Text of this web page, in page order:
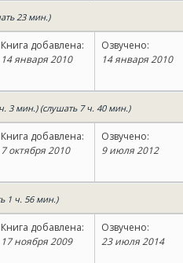
23 мин.)
Книга добавлена:
14 января 2010
Озвучено:
14 января 2010
3 мин.) (слушать 7 ч. 40 мин.)
Книга добавлена:
7 октября 2010
Озвучено:
9 июля 2012
1 ч. 56 мин.)
Книга добавлена:
17 ноября 2009
Озвучено:
23 июля 2014